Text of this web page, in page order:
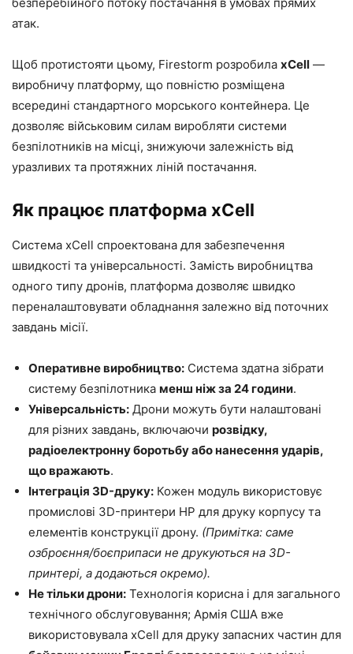
безперебійного потоку постачання в умовах прямих
атак.
Щоб протистояти цьому, Firestorm розробила xCell —
виробничу платформу, що повністю розміщена
всередині стандартного морського контейнера. Це
дозволяє військовим силам виробляти системи
безпілотників на місці, знижуючи залежність від
уразливих та протяжних ліній постачання.
Як працює платформа xCell
Система xCell спроектована для забезпечення
швидкості та універсальності. Замість виробництва
одного типу дронів, платформа дозволяє швидко
переналаштовувати обладнання залежно від поточних
завдань місії.
Оперативне виробництво: Система здатна зібрати
систему безпілотника менш ніж за 24 години.
Універсальність: Дрони можуть бути налаштовані
для різних завдань, включаючи розвідку,
радіоелектронну боротьбу або нанесення ударів,
що вражають.
Інтеграція 3D-друку: Кожен модуль використовує
промислові 3D-принтери HP для друку корпусу та
елементів конструкції дрону. (Примітка: саме
озброєння/боєприпаси не друкуються на 3D-
принтері, а додаються окремо).
Не тільки дрони: Технологія корисна і для загального
технічного обслуговування; Армія США вже
використовувала xCell для друку запасних частин для